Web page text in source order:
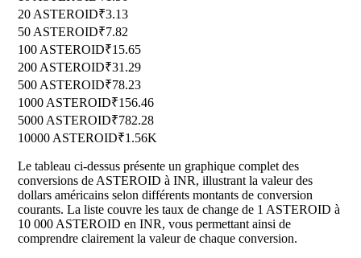
20 ASTEROID₹3.13
50 ASTEROID₹7.82
100 ASTEROID₹15.65
200 ASTEROID₹31.29
500 ASTEROID₹78.23
1000 ASTEROID₹156.46
5000 ASTEROID₹782.28
10000 ASTEROID₹1.56K
Le tableau ci-dessus présente un graphique complet des
conversions de ASTEROID à INR, illustrant la valeur des
dollars américains selon différents montants de conversion
courants. La liste couvre les taux de change de 1 ASTEROID à
10 000 ASTEROID en INR, vous permettant ainsi de
comprendre clairement la valeur de chaque conversion.